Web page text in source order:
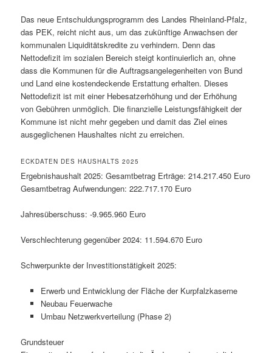
Das neue Entschuldungsprogramm des Landes Rheinland-Pfalz,
das PEK, reicht nicht aus, um das zukünftige Anwachsen der
kommunalen Liquiditätskredite zu verhindern. Denn das
Nettodefizit im sozialen Bereich steigt kontinuierlich an, ohne
dass die Kommunen für die Auftragsangelegenheiten von Bund
und Land eine kostendeckende Erstattung erhalten. Dieses
Nettodefizit ist mit einer Hebesatzerhöhung und der Erhöhung
von Gebühren unmöglich. Die finanzielle Leistungsfähigkeit der
Kommune ist nicht mehr gegeben und damit das Ziel eines
ausgeglichenen Haushaltes nicht zu erreichen.
ECKDATEN DES HAUSHALTS 2025
Ergebnishaushalt 2025: Gesamtbetrag Erträge: 214.217.450 Euro
Gesamtbetrag Aufwendungen: 222.717.170 Euro
Jahresüberschuss: -9.965.960 Euro
Verschlechterung gegenüber 2024: 11.594.670 Euro
Schwerpunkte der Investitionstätigkeit 2025:
Erwerb und Entwicklung der Fläche der Kurpfalzkaserne
Neubau Feuerwache
Umbau Netzwerkverteilung (Phase 2)
Grundsteuer